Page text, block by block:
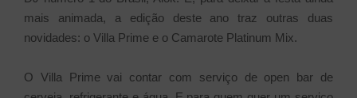
mais animada, a edição deste ano traz outras duas
novidades: o Villa Prime e o Camarote Platinum Mix.
O Villa Prime vai contar com serviço de open bar de